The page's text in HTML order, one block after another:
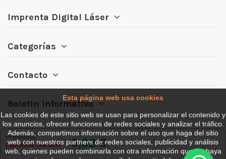
Producto
Copisteria Low cost 0,02 €
Imprenta Digital Láser
Categorías
Contacto
Esta página web usa cookies
Las cookies de este sitio web se usan para personalizar el contenido y
los anuncios, ofrecer funciones de redes sociales y analizar el tráfico.
Además, compartimos información sobre el uso que haga del sitio
web con nuestros partners de redes sociales, publicidad y análisis
web, quienes pueden combinarla con otra información que les haya
Boletin informativo